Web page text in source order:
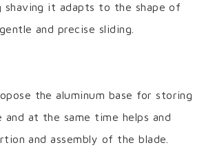
shaving it adapts to the shape of
and precise sliding.
the aluminum base for storing
at the same time helps and
and assembly of the blade.